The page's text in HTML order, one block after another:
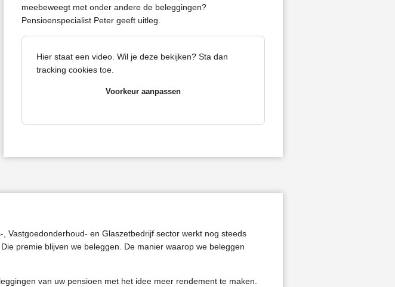
meebeweegt met onder andere de beleggingen?
Pensioenspecialist Peter geeft uitleg.
Hier staat een video. Wil je deze bekijken? Sta dan
tracking cookies toe.
Voorkeur aanpassen
Vastgoedonderhoud- en Glaszetbedrijf sector werkt nog steeds
premie blijven we beleggen. De manier waarop we beleggen
van uw pensioen met het idee meer rendement te maken.